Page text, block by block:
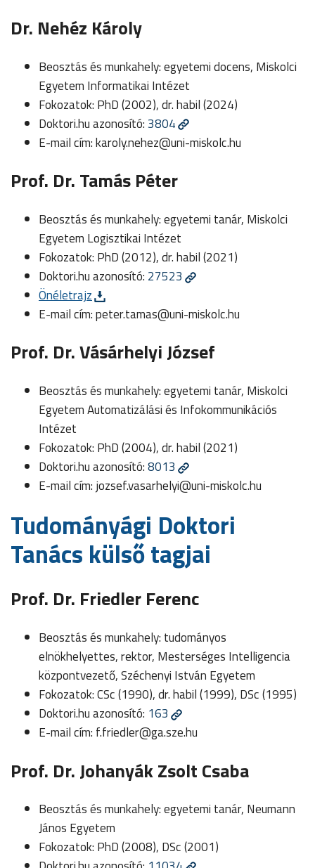
Dr. Nehéz Károly
Beosztás és munkahely: egyetemi docens, Miskolci
Egyetem Informatikai Intézet
Fokozatok: PhD (2002), dr. habil (2024)
Doktori.hu azonosító: 3804
E-mail cím:karoly.nehez@uni-miskolc.hu
Prof. Dr. Tamás Péter
Beosztás és munkahely: egyetemi tanár, Miskolci
Egyetem Logisztikai Intézet
Fokozatok: PhD (2012), dr. habil (2021)
Doktori.hu azonosító: 27523
Önéletrajz
E-mail cím:peter.tamas@uni-miskolc.hu
Prof. Dr. Vásárhelyi József
Beosztás és munkahely: egyetemi tanár, Miskolci
Egyetem Automatizálási és Infokommunikációs
Intézet
Fokozatok: PhD (2004), dr. habil (2021)
Doktori.hu azonosító:8013
E-mail cím: jozsef.vasarhelyi@uni-miskolc.hu
Tudományági Doktori
Tanács külső tagjai
Prof. Dr. Friedler Ferenc
Beosztás és munkahely: tudományos
elnökhelyettes, rektor, Mesterséges Intelligencia
központvezető, Széchenyi István Egyetem
Fokozatok: CSc (1990), dr. habil (1999), DSc (1995)
Doktori.hu azonosító: 163
E-mail cím: f.friedler@ga.sze.hu
Prof. Dr. Johanyák Zsolt Csaba
Beosztás és munkahely: egyetemi tanár, Neumann
János Egyetem
Fokozatok: PhD (2008), DSc (2001)